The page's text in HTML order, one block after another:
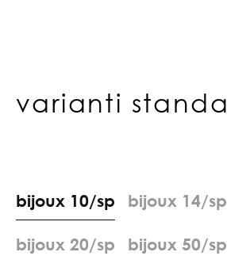
varianti
bijoux 10/sp bijoux 14/sp
bijoux 20/sp bijoux 50/sp